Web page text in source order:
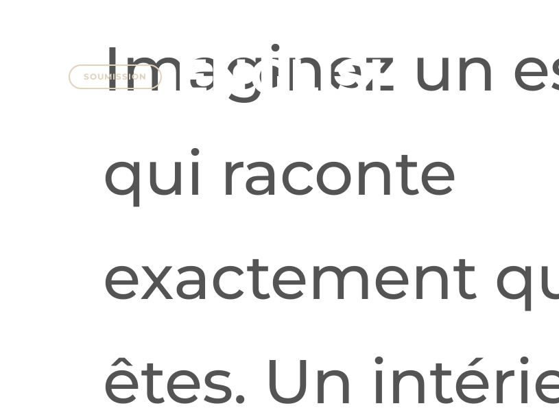
SOUMISSION ENGLISH
Imaginez un
qui raconte
exactement
êtes. Un